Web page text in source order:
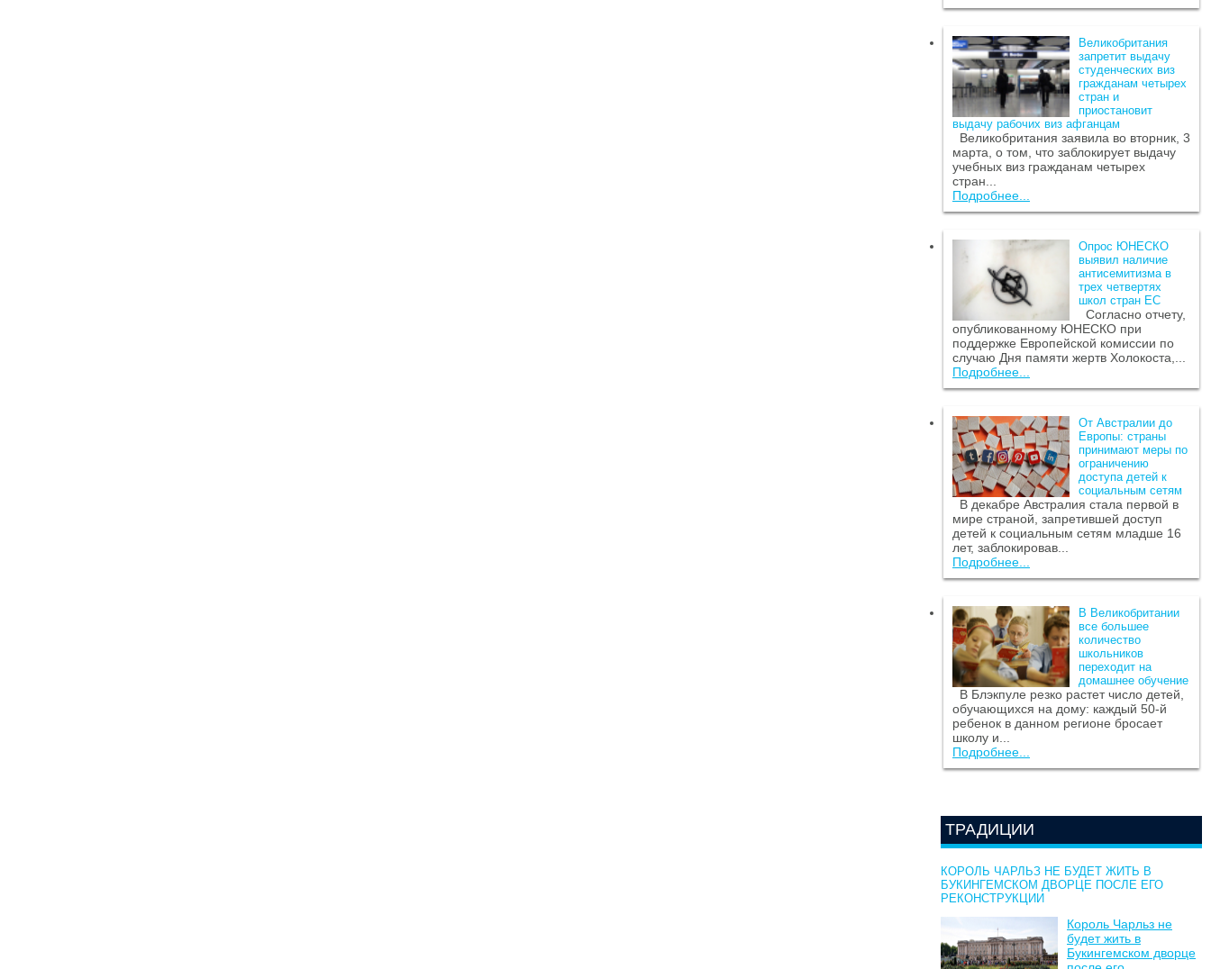
Великобритания
запретит выдачу
студенческих виз
гражданам четырех
стран и
приостановит
выдачу рабочих виз афганцам
Великобритания заявила во вторник, 3
марта, о том, что заблокирует выдачу
учебных виз гражданам четырех
стран...
Подробнее...
Опрос ЮНЕСКО
выявил наличие
антисемитизма в
трех четвертях
школ стран ЕС
Согласно отчету,
опубликованному ЮНЕСКО при
поддержке Европейской комиссии по
случаю Дня памяти жертв Холокоста,...
Подробнее...
От Австралии до
Европы: страны
принимают меры по
ограничению
доступа детей к
социальным сетям
В декабре Австралия стала первой в
мире страной, запретившей доступ
детей к социальным сетям младше 16
лет, заблокировав...
Подробнее...
В Великобритании
все большее
количество
школьников
переходит на
домашнее обучение
В Блэкпуле резко растет число детей,
обучающихся на дому: каждый 50-й
ребенок в данном регионе бросает
школу и...
Подробнее...
ТРАДИЦИИ
КОРОЛЬ ЧАРЛЬЗ НЕ БУДЕТ ЖИТЬ В
БУКИНГЕМСКОМ ДВОРЦЕ ПОСЛЕ ЕГО
РЕКОНСТРУКЦИИ
Король Чарльз не
будет жить в
Букингемском дворце